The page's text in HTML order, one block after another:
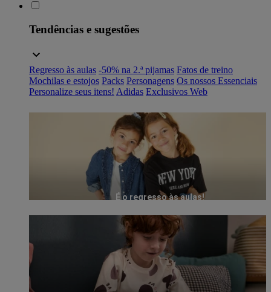
Tendências e sugestões
Regresso às aulas -50% na 2.ª pijamas Fatos de treino
Mochilas e estojos Packs Personagens Os nossos Essenciais
Personalize seus itens! Adidas Exclusivos Web
É o regresso às aulas!